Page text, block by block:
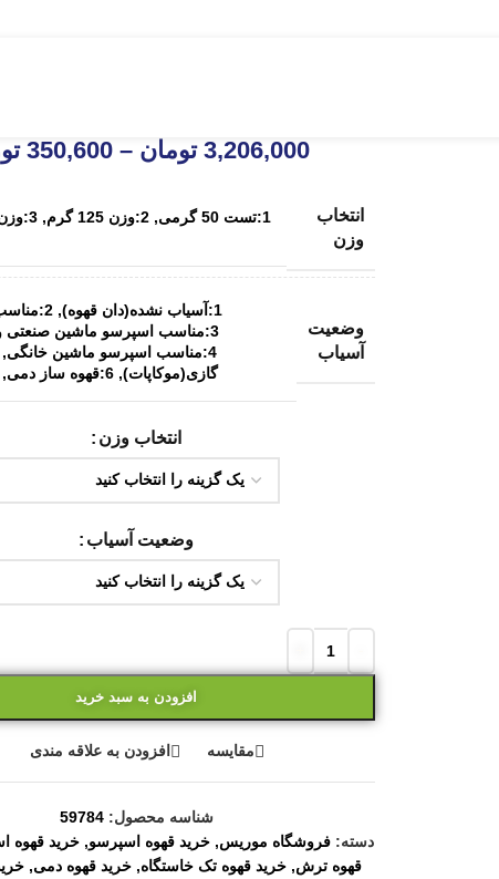
3,206,000 تومان –
350,600
انتخاب
وزن
1:تست 50 گرمی ,2:وزن 125 گرم ,3:وزن 250 گرم
وضعیت
آسیاب
1:آسیاب نشده(دان قهوه) ,2:مناسب جذوه(ترک)
3:مناسب اسپرسو ماشین صنعتی و نیمه صنعتی
4:مناسب اسپرسو ماشین خانگی
گازی(موکاپات),6:قهوه ساز دمی
انتخاب وزن
وضعیت آسیاب
افزودن به سبد خرید
مقایسه افزودن به علاقه مندی
شناسه محصول:59784
دسته: فروشگاه موریس, خرید قهوه اسپرسو, خرید قهوه
قهوه ترش, خرید قهوه تک خاستگاه, خرید قهوه دمی,